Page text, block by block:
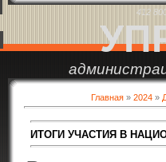
412
Главная »2024 »
ИТОГИ УЧАСТИЯ В